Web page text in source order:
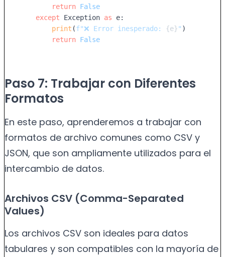
return False
except Exception as e:
print (f"❌ Error inesperado: {e}" )
return False
Paso 7: Trabajar con Diferentes
Formatos
En este paso, aprenderemos a trabajar con
formatos de archivo comunes como CSV y
JSON, que son ampliamente utilizados para el
intercambio de datos.
Archivos CSV (Comma-Separated
Values)
Los archivos CSV son ideales para datos
tabulares y son compatibles con la mayoría de